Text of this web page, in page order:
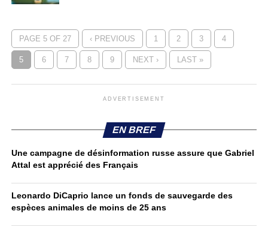
PAGE 5 OF 27 ‹ PREVIOUS 1 2 3 4
5 6 7 8 9 NEXT › LAST »
ADVERTISEMENT
EN BREF
Une campagne de désinformation russe assure que Gabriel
Attal est apprécié des Français
Leonardo DiCaprio lance un fonds de sauvegarde des
espèces animales de moins de 25 ans